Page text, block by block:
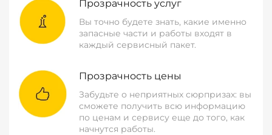
Прозрачность услуг
Вы точно будете знать, какие именно
запасные части и работы входят в
каждый сервисный пакет.
Прозрачность цены
Забудьте о неприятных сюрпризах: вы
сможете получить всю информацию
по ценам и сервису еще до того, как
начнутся работы.